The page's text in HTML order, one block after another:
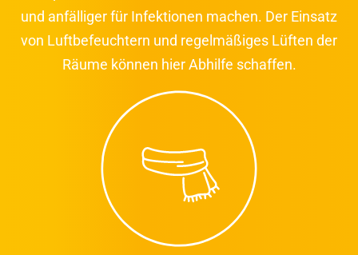
und anfälliger für Infektionen machen. Der Einsatz
von Luftbefeuchtern und regelmäßiges Lüften der
Räume können hier Abhilfe schaffen.